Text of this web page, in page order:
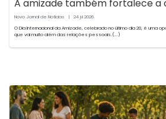
A amizade também fortalece a
Novo Jornal de Notícias | 24 jul2026
O Dia Internacional da Amizade, celebrado no último dia 20, é uma
que vai muito além das relações pessoais.(...)